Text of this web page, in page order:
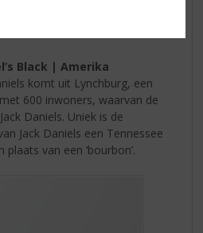
Black | Amerika
komt uit Lynchburg, een
600 inwoners, waarvan de
Daniels. Uniek is de
Jack Daniels een Tennessee
van een ‘bourbon’.